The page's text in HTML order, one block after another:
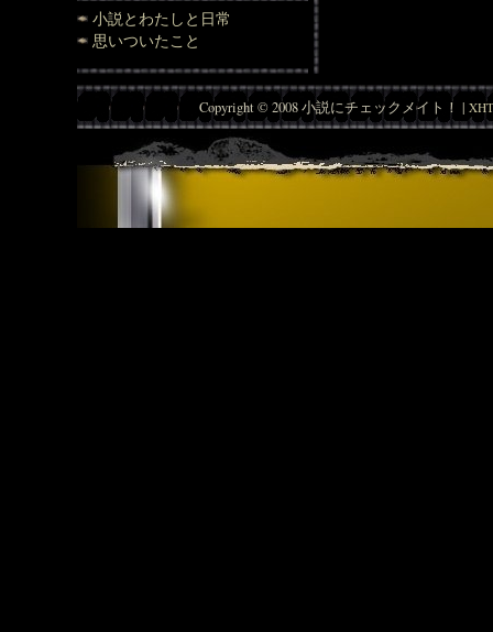
小説とわたしと日常
思いついたこと
Copyright © 2008 小説にチェックメイト！ |